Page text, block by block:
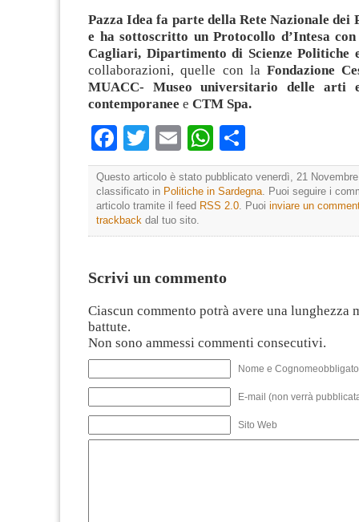
Pazza Idea fa parte della Rete Nazionale dei
e ha sottoscritto un Protocollo d’Intesa
Cagliari, Dipartimento di Scienze Politiche
collaborazioni, quelle con laFondazione
MUACC- Museo universitario delle arti
contemporanee e CTM Spa.
Facebook
TwitterEmailWhatsApp
Questo articolo è stato pubblicato venerdì, 21
classificato in Politiche in Sardegna. Puoi seguire i
articolo tramite il feed RSS 2.0. Puoi inviare un
trackback dal tuo sito.
Scrivi un commento
Ciascun commento potrà avere una lunghezza
battute.
Non sono ammessi commenti consecutivi.
Nome e
E-mail (non verrà
Sito Web